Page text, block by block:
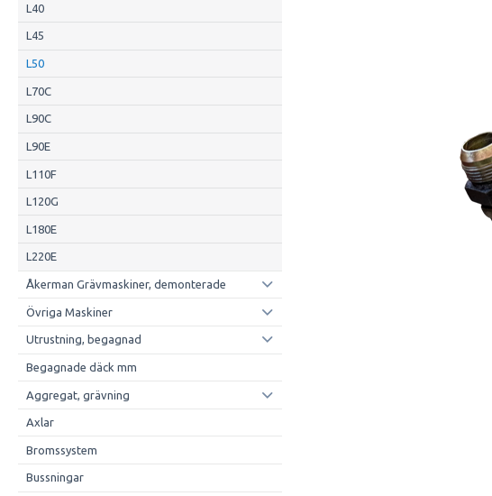
L40
L45
L50
L70C
L90C
L90E
L110F
L120G
L180E
L220E
Åkerman Grävmaskiner, demonterade
Övriga Maskiner
Utrustning, begagnad
Begagnade däck mm
Aggregat, grävning
Axlar
Bromssystem
Bussningar